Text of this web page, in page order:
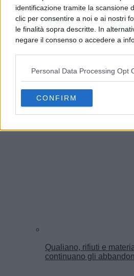
identificazione tramite la scansione
clic per consentire a noi e ai nostri
le finalità sopra descritte. In
negare il consenso o accedere a
possono non richiedere il tuo
opporti a tale trattamento. Le tue
preferenze in qualsiasi momento
consultando la nostrainformativa
Personal Data Processing Opt
CONFIRM
Addio a Francesco
italiana si è spento
Qualiano, rifiuti e
continuano gli